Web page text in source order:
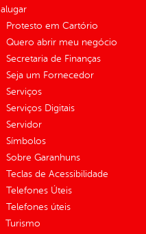
alugar
Protesto em Cartório
Quero abrir meu negócio
Secretaria de Finanças
Seja um Fornecedor
Serviços
Serviços Digitais
Servidor
Símbolos
Sobre Garanhuns
Teclas de Acessibilidade
Telefones Úteis
Telefones úteis
Turismo